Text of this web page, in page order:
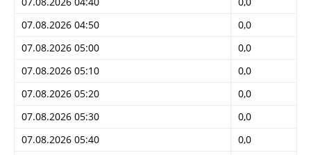
07.08.2026 04:50
0,0
07.08.2026 05:00
0,0
07.08.2026 05:10
0,0
07.08.2026 05:20
0,0
07.08.2026 05:30
0,0
07.08.2026 05:40
0,0